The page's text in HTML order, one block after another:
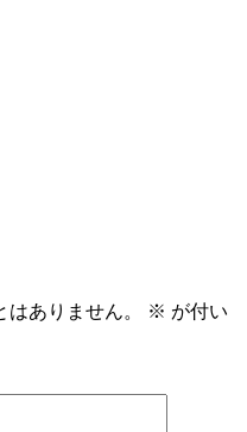
ありません。 ※ が付い